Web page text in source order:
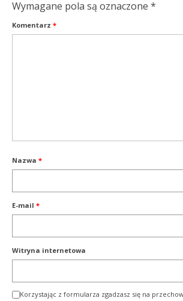
Wymagane pola są oznaczone *
Komentarz *
Nazwa *
E-mail *
Witryna internetowa
Korzystając z formularza zgadzasz się na